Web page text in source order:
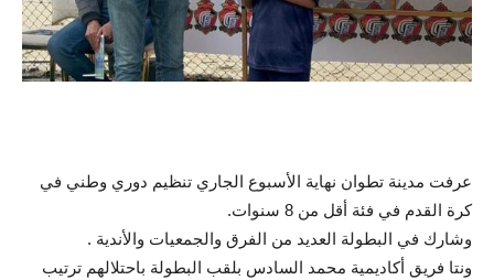
عرفت مدينة تطوان نهاية الأسبوع الجاري تنظيم دوري وطني في
كرة القدم في فئة أقل من 8 سنوات.
وشارك في البطولة العديد من الفرق والجمعيات والأندية .
ونتا فريق أكاديمية محمد السادس بلقب البطولة باحتلالهم ترتيب